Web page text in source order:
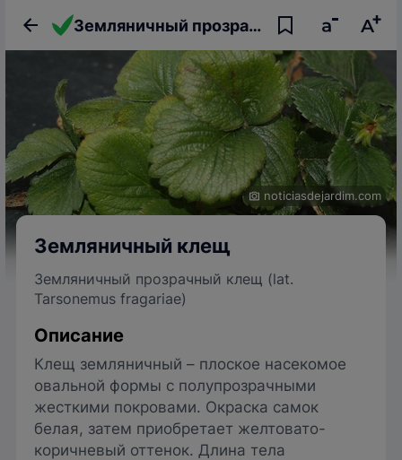
Земляничный прозрачный клещ
noticiasdejardim.com
Земляничный клещ
Земляничный прозрачный клещ (lat.
Tarsonemus fragariae)
Описание
Клещ земляничный – плоское насекомое
овальной формы с полупрозрачными
жесткими покровами. Окраска самок
белая, затем приобретает желтовато-
коричневый оттенок. Длина тела